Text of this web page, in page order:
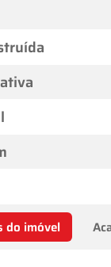
do imóvel